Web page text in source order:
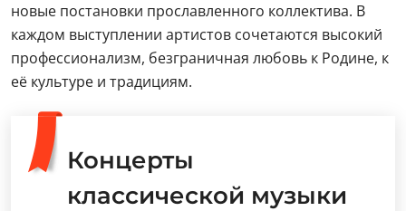
новые постановки прославленного коллектива. В
каждом выступлении артистов сочетаются высокий
профессионализм, безграничная любовь к Родине, к
её культуре и традициям.
Концерты
классической музыки